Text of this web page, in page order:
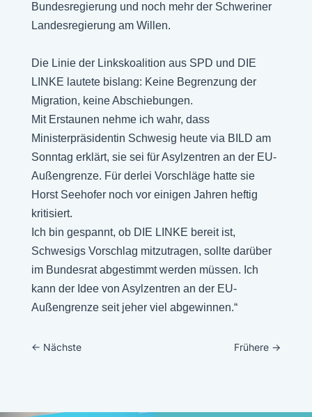
Bundesregierung und noch mehr der Schweriner
Landesregierung am Willen.
Die Linie der Linkskoalition aus SPD und DIE
LINKE lautete bislang: Keine Begrenzung der
Migration, keine Abschiebungen.
Mit Erstaunen nehme ich wahr, dass
Ministerpräsidentin Schwesig heute via BILD am
Sonntag erklärt, sie sei für Asylzentren an der EU-
Außengrenze. Für derlei Vorschläge hatte sie
Horst Seehofer noch vor einigen Jahren heftig
kritisiert.
Ich bin gespannt, ob DIE LINKE bereit ist,
Schwesigs Vorschlag mitzutragen, sollte darüber
im Bundesrat abgestimmt werden müssen. Ich
kann der Idee von Asylzentren an der EU-
Außengrenze seit jeher viel abgewinnen.“
← Nächste Frühere →